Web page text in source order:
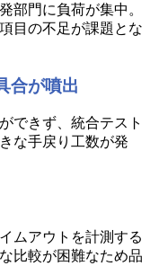
部門に負荷が集中。
目の不足が課題とな
合が噴出
できず、統合テスト
な手戻り工数が発
ムアウトを計測する
比較が困難なため品